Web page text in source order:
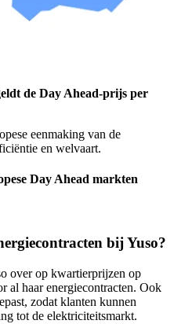
de Day Ahead-prijs per
eenmaking van de
en welvaart.
Day Ahead markten
bij Yuso?
over op kwartierprijzen op
al haar energiecontracten. Ook
zodat klanten kunnen
tot de elektriciteitsmarkt.